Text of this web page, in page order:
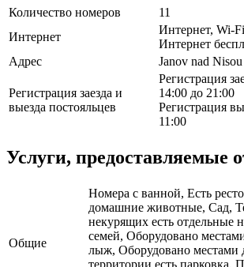
Количество номеров
11
Интернет
Интернет, Wi-
Интернет
Адрес
Janov nad
Регистрация заезда и
выезда постояльцев
Регистрация
14:00 до 21:00
Регистрация
11:00
Услуги, предоставляемые
Общие
Номера с ванной, Есть
домашние животные, Сад,
некурящих есть отдельные
семей, Оборудовано
лыж, Оборудовано местами